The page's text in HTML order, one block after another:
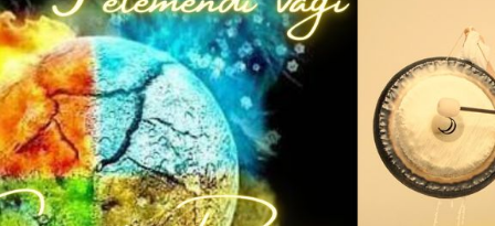
JOOGA/PILATES
TERAAPIA
ÜRITUSED
TIIMIDELE
GALERII
KONTAKT